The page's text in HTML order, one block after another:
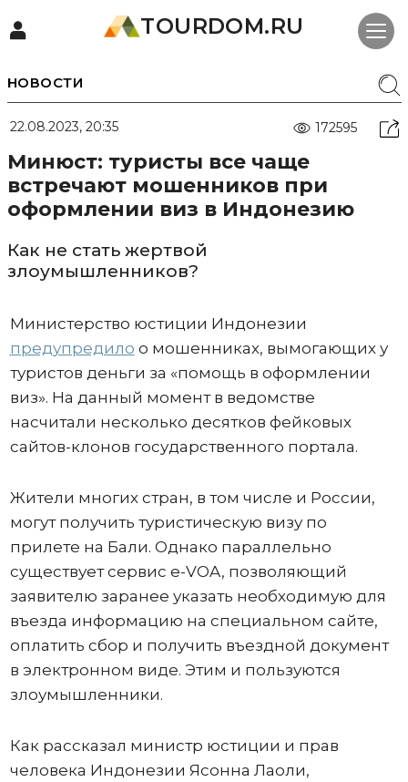
TOURDOM.RU
НОВОСТИ
22.08.2023, 20:35 172595
Минюст: туристы все чаще
встречают мошенников при
оформлении виз в Индонезию
Как не стать жертвой
злоумышленников?
Министерство юстиции Индонезии
предупредило о мошенниках, вымогающих у
туристов деньги за «помощь в оформлении
виз». На данный момент в ведомстве
насчитали несколько десятков фейковых
сайтов-клонов государственного портала.
Жители многих стран, в том числе и России,
могут получить туристическую визу по
прилете на Бали. Однако параллельно
существует сервис e-VOA, позволяющий
заявителю заранее указать необходимую для
въезда информацию на специальном сайте,
оплатить сбор и получить въездной документ
в электронном виде. Этим и пользуются
злоумышленники.
Как рассказал министр юстиции и прав
человека Индонезии Ясонна Лаоли,